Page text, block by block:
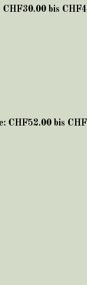
CHF30.00 bis
CHF52.00 bis